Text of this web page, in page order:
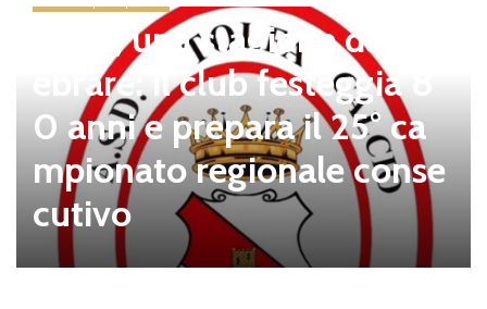
Tolfa, una stagione da cel
ebrare: il club festeggia 8
0 anni e prepara il 25° ca
mpionato regionale conse
cutivo